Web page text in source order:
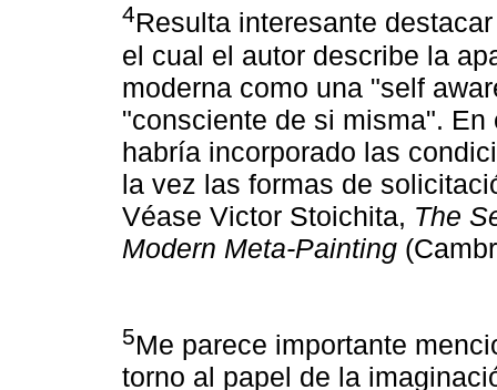
4Resulta interesante
el cual el autor describe la
moderna como una "self
"consciente de si misma".
habría incorporado las
la vez las formas de
Véase Victor Stoichita, The
Modern Meta-Painting
5Me parece importante
torno al papel de la